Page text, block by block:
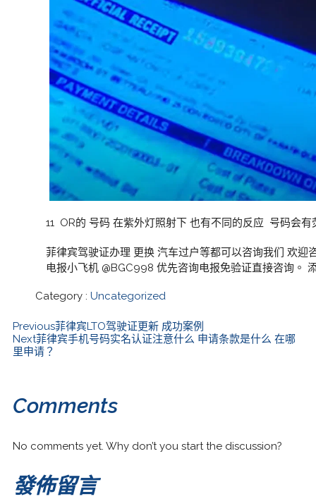
11 OR的 号码 在紫外灯照射下 也有不同的反应 号码会有
菲律宾驾驶证办理 更换 汽车过户等都可以咨询我们 欢迎
电报小飞机 @BGC998 优先咨询电报免验证直接咨询。
Category : Uncategorized
Previous菲律宾LTO驾驶证更新 成功案例
Next菲律宾手机号码实名认证注意什么 申请条款是什么 在哪
里申请？
Comments
No comments yet. Why don’t you start the discussion?
發佈留言